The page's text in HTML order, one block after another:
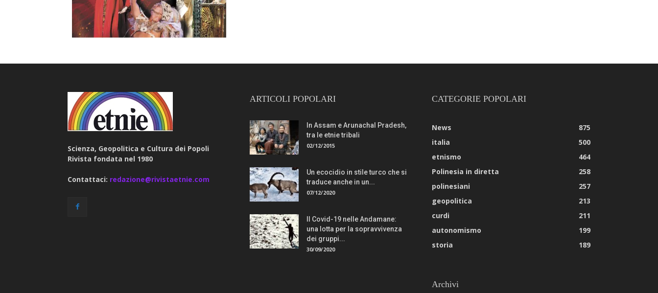
Scienza, Geopolitica e Cultura dei Popoli
Rivista fondata nel 1980
Contattaci: redazione@rivistaetnie.com
ARTICOLI POPOLARI
In Assam e Arunachal Pradesh,
tra le etnie tribali
02/12/2015
Un ecocidio in stile turco che si
traduce anche in un...
07/12/2020
Il Covid-19 nelle Andamane:
una lotta per la sopravvivenza
dei gruppi...
30/09/2020
CATEGORIE POPOLARI
News
875
italia
500
etnismo
464
Polinesia in diretta
258
polinesiani
257
geopolitica
213
curdi
211
autonomismo
199
storia
189
Archivi